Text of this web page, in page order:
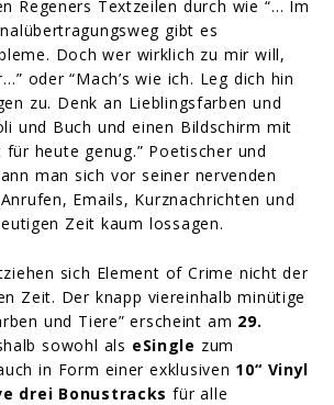
Regeners Textzeilen durch wie “… Im
gibt es
Doch wer wirklich zu mir will,
oder “Mach’s wie ich. Leg dich hin
zu. Denk an Lieblingsfarben und
und Buch und einen Bildschirm mit
heute genug.” Poetischer und
man sich vor seiner nervenden
Emails, Kurznachrichten und
Zeit kaum lossagen.
sich Element of Crime nicht der
Zeit. Der knapp viereinhalb minütige
und Tiere” erscheint am 29.
sowohl als eSingle zum
in Form einer exklusiven 10“ Vinyl
drei Bonustracks für alle